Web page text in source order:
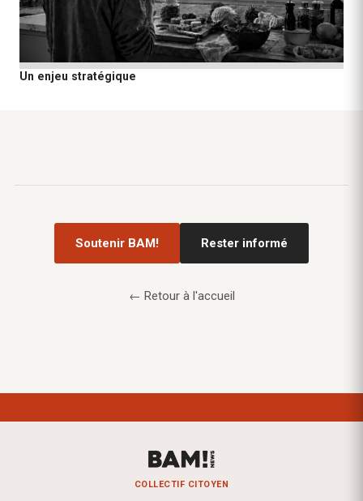
Un enjeu stratégique
Soutenir BAM! Rester informé
← Retour à l'accueil
COLLECTIF CITOYEN